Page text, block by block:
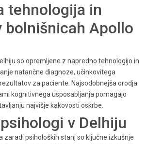
tehnologija in
bolnišnicah Apollo
so opremljene z napredno tehnologijo in
natančne diagnoze, učinkovitega
za paciente. Najsodobnejša orodja
kognitivnega usposabljanja pomagajo
najvišje kakovosti oskrbe.
v Delhiju
zaradi psiholoških stanj so ključne izkušnje